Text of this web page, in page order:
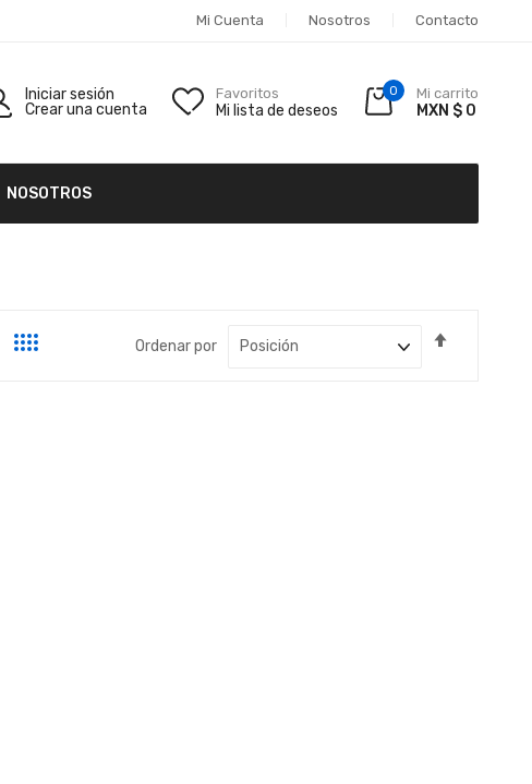
Mi Cuenta Nosotros Contacto
Iniciar sesión
Crear una cuenta
Favoritos
Mi lista de deseos
0 Mi carrito
MXN $ 0
NOSOTROS
Ordenar por